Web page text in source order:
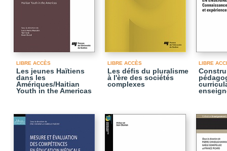
LIBRE ACCÈS
Les jeunes Haïtiens
dans les
Amériques/Haitian
Youth in the Americas
LIBRE ACCÈS
Les défis du pluralisme
à l'ère des sociétés
complexes
LIBRE